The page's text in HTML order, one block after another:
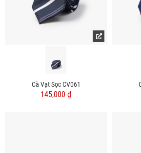
Cà Vạt Sọc CV061
145,000 ₫